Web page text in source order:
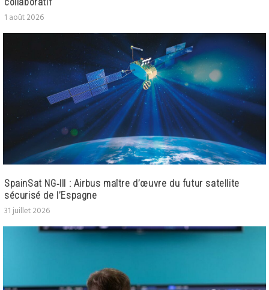
1 août 2026
SpainSat NG‑III : Airbus maître d’œuvre du futur satellite
sécurisé de l’Espagne
31 juillet 2026